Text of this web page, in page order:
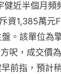
健近半個月頻
資1,385萬元
。該單位為
呎，成交價
前指，預計